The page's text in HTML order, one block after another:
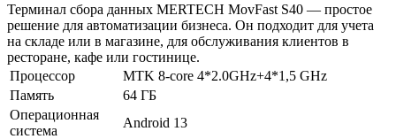
Терминал сбора данных MERTECH MovFast S40 — простое
решение для автоматизации бизнеса. Он подходит для учета
на складе или в магазине, для обслуживания клиентов в
ресторане, кафе или гостинице.
Процессор
MTK 8-core 4*2.0GHz+4*1,5 GHz
Память
64 ГБ
Операционная
система
Android 13